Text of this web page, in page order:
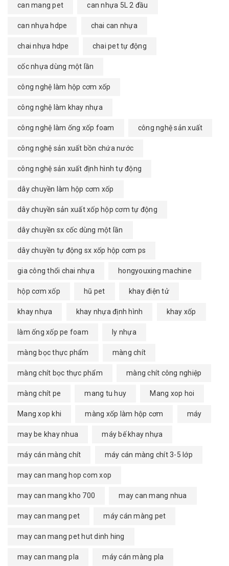
can mang pet can nhựa 5L 2 đầu
can nhựa hdpe chai can nhựa
chai nhựa hdpe chai pet tự động
cốc nhựa dùng một lần
công nghệ làm hộp cơm xốp
công nghệ làm khay nhựa
công nghệ làm ống xốp foam công nghệ sản xuất
công nghệ sản xuất bồn chứa nước
công nghệ sản xuất định hình tự động
dây chuyền làm hộp cơm xốp
dây chuyền sản xuất xốp hộp cơm tự động
dây chuyền sx cốc dùng một lần
dây chuyền tự động sx xốp hộp cơm ps
gia công thổi chai nhựa hongyouxing machine
hộp cơm xốp hũ pet khay điện tử
khay nhựa khay nhựa định hình khay xốp
làm ống xốp pe foam ly nhựa
màng bọc thực phẩm màng chít
màng chít bọc thực phẩm màng chít công nghiệp
màng chít pe mang tu huy Mang xop hoi
Mang xop khi màng xốp làm hộp cơm máy
may be khay nhua máy bế khay nhựa
máy cán màng chít máy cán màng chít 3-5 lớp
may can mang hop com xop
may can mang kho 700 may can mang nhua
may can mang pet máy cán màng pet
may can mang pet hut dinh hing
may can mang pla máy cán màng pla